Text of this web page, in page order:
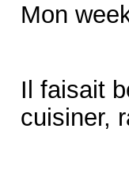
Mon
Il faisait
cuisiner,